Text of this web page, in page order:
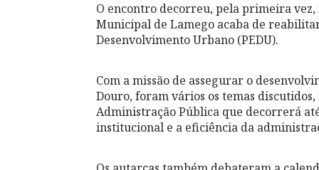
O encontro decorreu, pela primeira
Municipal de Lamego acaba de
Desenvolvimento Urbano (PEDU).
Com a missão de assegurar o
Douro, foram vários os temas
Administração Pública que decorrerá
institucional e a eficiência da